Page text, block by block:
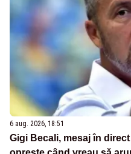
6 aug. 2026, 18:51
Gigi Becali, mesaj în